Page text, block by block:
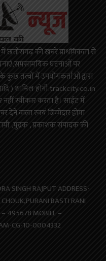
छत्तीसगढ़ की खबरें प्राथमिकता से
घटनाओं पर
कुछ तत्वों में उपयोगकर्ताओं द्वारा
) शामिल होगी.trackcity.co.in
स्वीकार करता है। साईट में
देने वाला स्वयं जिम्मेदार होगा
,मुद्रक , प्रकाशक संपादक की
SINGH RAJPUT ADDRESS-
BASTI RANI
– 495678 MOBILE –
CG-10-0004332